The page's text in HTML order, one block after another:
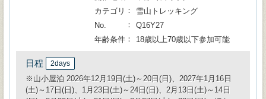
カテゴリ
雪山トレッキング
No.
Q16Y27
年齢条件
18歳以上70歳以下参加可能
日程 2days
※山小屋泊 2026年12月19日(土)～20日(日)、2027年1月16日
(土)～17日(日)、1月23日(土)～24日(日)、2月13日(土)～14日